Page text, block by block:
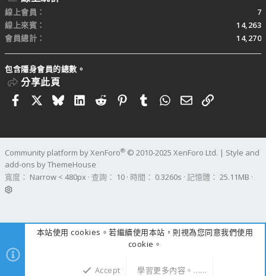
線上會員
7
線上來賓
14,263
會員總計
14,270
包含隱身會員的總數。
分享此頁
FacebookBlueskyLinkedIn
RedditPinterestTumblrWhatsApp
電子郵件
連結
Community platform by XenForo® © 2010-2025 XenForo Ltd. | Style and
add-ons by ThemeHouse
寬度
查詢 10 時間 0.3260s 記憶體 25.11MB
本站使用 cookies。若繼續使用本站，則視為您同意我們使用
cookie。
Accept 學習更多內容。……